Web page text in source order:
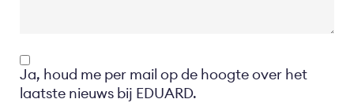
Opt-
in
Ja, houd me per mail op de hoogte over het
laatste nieuws bij EDUARD.